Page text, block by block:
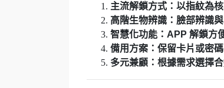
主流解鎖方式：以指紋為
高階生物辨識：臉部辨識
智慧化功能：APP 解鎖方
備用方案：保留卡片或密
多元兼顧：根據需求選擇